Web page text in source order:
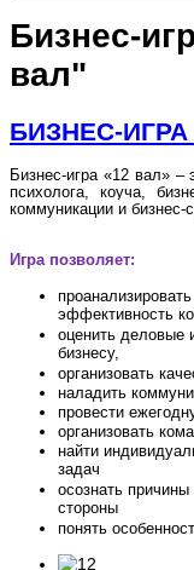
Бизнес-
вал"
БИЗНЕС-
Бизнес-игра «12 вал» –
психолога, коуча,
коммуникации и бизнес-
Игра позволяет:
эффективность
оценить деловые
бизнесу,
организовать
наладить
провести
организовать
найти
задач
осознать
стороны
понять